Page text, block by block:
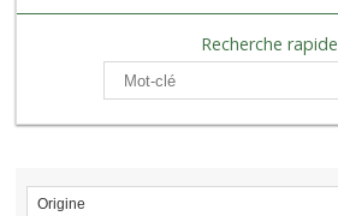
Recherche rapide
Compare
Origine